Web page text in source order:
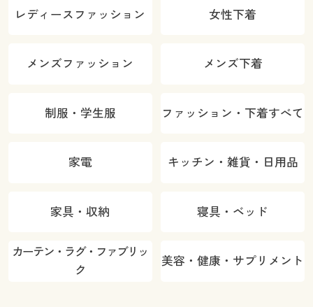
レディースファッション 女性下着
メンズファッション メンズ下着
制服・学生服 ファッション・下着すべて
家電 キッチン・雑貨・日用品
家具・収納 寝具・ベッド
カーテン・ラグ・ファブリッ
ク
美容・健康・サプリメント